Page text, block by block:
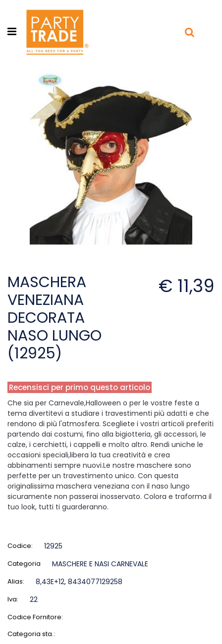
Open menu
MASCHERA
VENEZIANA
DECORATA
NASO LUNGO
(12925)
€ 11,39
Recensisci per primo questo articolo
Che sia per Carnevale,Halloween o per le vostre feste a
tema divertitevi a studiare i travestimenti più adatti e che
rendono di più l'atmosfera. Scegliete i vostri articoli preferiti
partendo dai costumi, fino alla bigiotteria, gli accessori, le
calze, i cerchietti, i cappelli e molto altro. Rendi uniche le
occasioni speciali,libera la tua creatività e crea
abbinamenti sempre nuovi.Le nostre maschere sono
perfette per un travestimento unico. Con questa
originalissima maschera veneziana con il naso lungo
sicuramente non passerai inosservato. Colora e traforma il
tuo look, tutti ti guarderanno.
Codice: 12925
Categoria MASCHERE E NASI CARNEVALE
Alias: 8,43E+12, 8434077129258
Iva: 22
Codice Fornitore:
Categoria sta.: